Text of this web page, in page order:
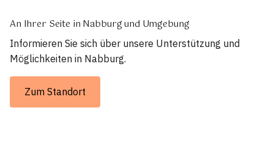
An Ihrer Seite in Nabburg und Umgebung
Informieren Sie sich über unsere Unterstützung und
Möglichkeiten in Nabburg.
Zum Standort